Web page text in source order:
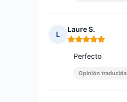
L
Laure S.
Nota: 5 de 5
Perfecto
Opinión traducida